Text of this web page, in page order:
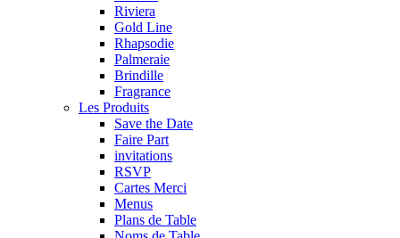
Riviera
Gold Line
Rhapsodie
Palmeraie
Brindille
Fragrance
Les Produits
Save the Date
Faire Part
invitations
RSVP
Cartes Merci
Menus
Plans de Table